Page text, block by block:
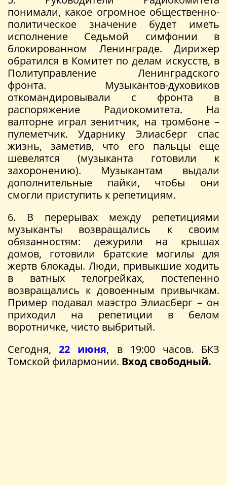
понимали, какое огромное общественно-
политическое значение будет иметь
исполнение Седьмой симфонии в
блокированном Ленинграде. Дирижер
обратился в Комитет по делам искусств, в
Политуправление Ленинградского
фронта. Музыкантов-духовиков
откомандировывали с фронта в
распоряжение Радиокомитета. На
валторне играл зенитчик, на тромбоне –
пулеметчик. Ударнику Элиасберг спас
жизнь, заметив, что его пальцы еще
шевелятся (музыканта готовили к
захоронению). Музыкантам выдали
дополнительные пайки, чтобы они
смогли приступить к репетициям.
6. В перерывах между репетициями
музыканты возвращались к своим
обязанностям: дежурили на крышах
домов, готовили братские могилы для
жертв блокады. Люди, привыкшие ходить
в ватных телогрейках, постепенно
возвращались к довоенным привычкам.
Пример подавал маэстро Элиасберг – он
приходил на репетиции в белом
воротничке, чисто выбритый.
Сегодня,22 июня, в 19:00 часов. БКЗ
Томской филармонии. Вход свободный.